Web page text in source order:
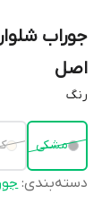
جوراب
اصل
رنگ
مشکی
دسته‌بندی: